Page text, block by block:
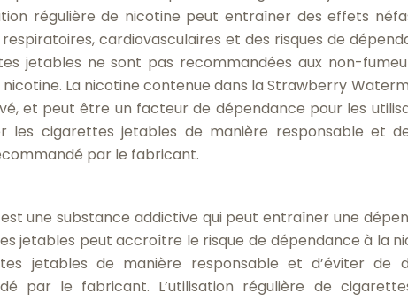
régulière de nicotine peut entraîner des effets
cardiovasculaires et des risques de
jetables ne sont pas recommandées aux non-
La nicotine contenue dans la Strawberry
et peut être un facteur de dépendance pour les
les cigarettes jetables de manière responsable et
par le fabricant.
une substance addictive qui peut entraîner une
jetables peut accroître le risque de dépendance à la
jetables de manière responsable et d’éviter de
par le fabricant. L’utilisation régulière de